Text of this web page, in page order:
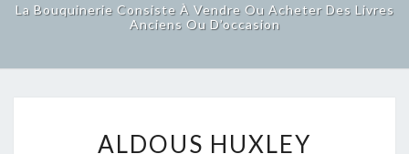
La Bouquinerie Consiste À Vendre Ou Acheter Des Livres
Anciens Ou D’occasion
HUXLEY
ALDOUS HUXLEY